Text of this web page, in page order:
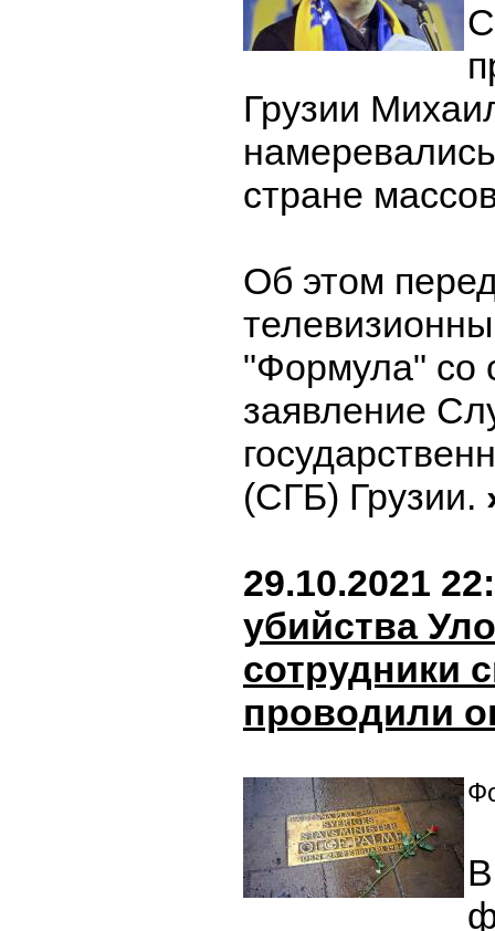
Грузии
стране
Об этом
"Формула" со
заявление
(СГБ) Грузии.
29.10.2021
убийства
сотрудники
проводили